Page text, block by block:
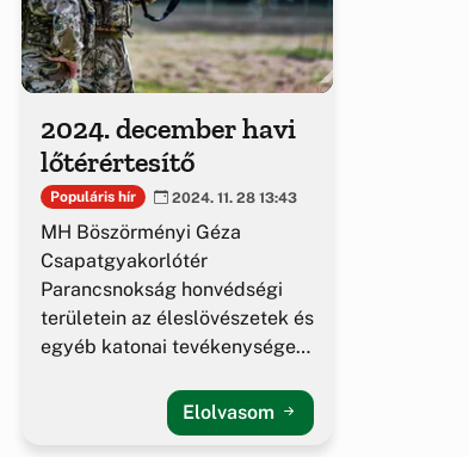
2024. december havi
lőtérértesítő
Populáris hír 2024. 11. 28 13:43
MH Böszörményi Géza
Csapatgyakorlótér
Parancsnokság honvédségi
területein az éleslövészetek és
egyéb katonai tevékenységek
Elolvasom